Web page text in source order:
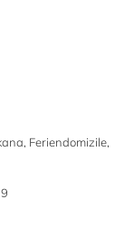
Feriendomizile,